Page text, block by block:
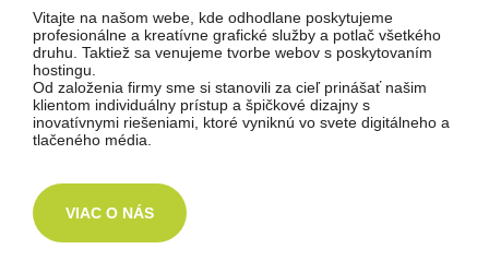
Vitajte na našom webe, kde odhodlane poskytujeme
profesionálne a kreatívne grafické služby a potlač všetkého
druhu. Taktiež sa venujeme tvorbe webov s poskytovaním
hostingu.
Od založenia firmy sme si stanovili za cieľ prinášať našim
klientom individuálny prístup a špičkové dizajny s
inovatívnymi riešeniami, ktoré vyniknú vo svete digitálneho a
tlačeného média.
VIAC O NÁS